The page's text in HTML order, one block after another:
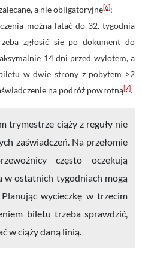
a nie obligatoryjne[6];
można latać do 32. tygodnia
zgłosić się po dokument do
14 dni przed wylotem, a
w dwie strony z pobytem >2
na podróż powrotną[7].
trymestrze ciąży z reguły nie
zaświadczeń. Na przełomie
często oczekują
w ostatnich tygodniach mogą
wycieczkę w trzecim
biletu trzeba sprawdzić,
w ciąży daną linią.